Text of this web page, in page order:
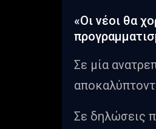
«Οι νέοι θα
Σε μία
Σε δηλώσεις